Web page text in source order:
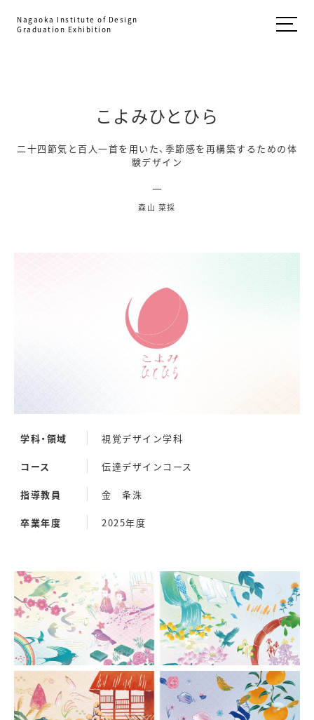
Nagaoka Institute of Design
Graduation Exhibition
こよみひとひら
二十四節気と百人一首を用いた、季節感を再構築するための体
験デザイン
森山 菜採
学科・領域 視覚デザイン学科
コース 伝達デザインコース
指導教員 金 夆洙
卒業年度 2025年度